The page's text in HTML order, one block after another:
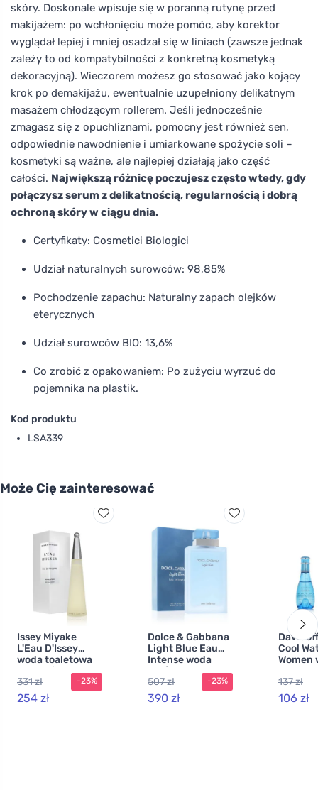
skóry. Doskonale wpisuje się w poranną rutynę przed
makijażem: po wchłonięciu może pomóc, aby korektor
wyglądał lepiej i mniej osadzał się w liniach (zawsze jednak
zależy to od kompatybilności z konkretną kosmetyką
dekoracyjną). Wieczorem możesz go stosować jako kojący
krok po demakijażu, ewentualnie uzupełniony delikatnym
masażem chłodzącym rollerem. Jeśli jednocześnie
zmagasz się z opuchliznami, pomocny jest również sen,
odpowiednie nawodnienie i umiarkowane spożycie soli –
kosmetyki są ważne, ale najlepiej działają jako część
całości. Największą różnicę poczujesz często wtedy, gdy
połączysz serum z delikatnością, regularnością i dobrą
ochroną skóry w ciągu dnia.
Certyfikaty: Cosmetici Biologici
Udział naturalnych surowców: 98,85%
Pochodzenie zapachu: Naturalny zapach olejków
eterycznych
Udział surowców BIO: 13,6%
Co zrobić z opakowaniem: Po zużyciu wyrzuć do
pojemnika na plastik.
Kod produktu
LSA339
Może Cię zainteresować
Issey Miyake
L'Eau D'Issey
woda toaletowa
dla kobiet 100 ml
331 zł
254 zł
-23%
Dolce & Gabbana
Light Blue Eau
Intense woda
perfumowana dla
kobiet 100 ml
507 zł
390 zł
-23%
Cool
Women
kobiet
137 zł
106 zł